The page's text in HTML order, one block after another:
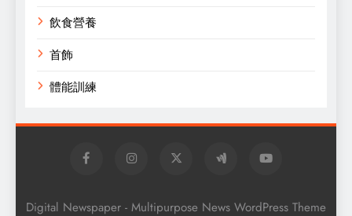
飲食營養
首飾
體能訓練
Digital Newspaper - Multipurpose News WordPress Theme